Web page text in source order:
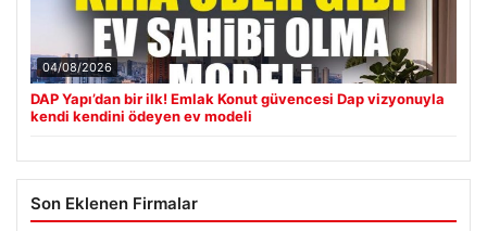
04/08/2026
DAP Yapı’dan bir ilk! Emlak Konut güvencesi Dap vizyonuyla
kendi kendini ödeyen ev modeli
Son Eklenen Firmalar